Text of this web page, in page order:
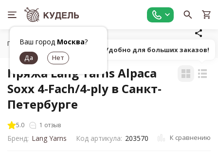
Ваш город Москва?
Главная Все для вязания
Пряжа Lang Yarns Alpaca
Soxx 4-Fach/4-ply в Санкт-
Петербурге
5.0 1 отзыв
Бренд: Lang Yarns Код артикула: 203570 К сравнению
Попробуй! Удобно для больших заказов!